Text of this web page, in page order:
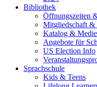
Bibliothek
Öffnungszeiten
Mitgliedschaft &
Katalog &
Angebote für
US Election Info
Sprachschule
Kids & Teens